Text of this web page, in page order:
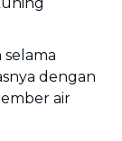
dengan
air